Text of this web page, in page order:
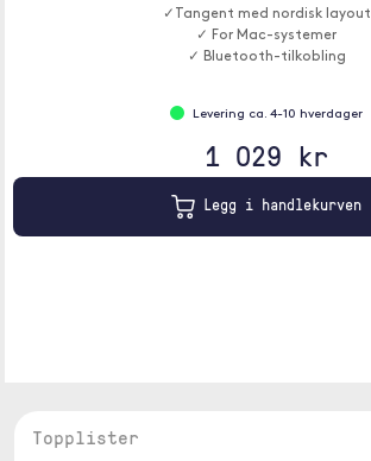
✓Tangent med nordisk layout
✓ For Mac-systemer
✓ Bluetooth-tilkobling
Levering ca. 4-10 hverdager
1 029 kr
Legg i handlekurven
Topplister